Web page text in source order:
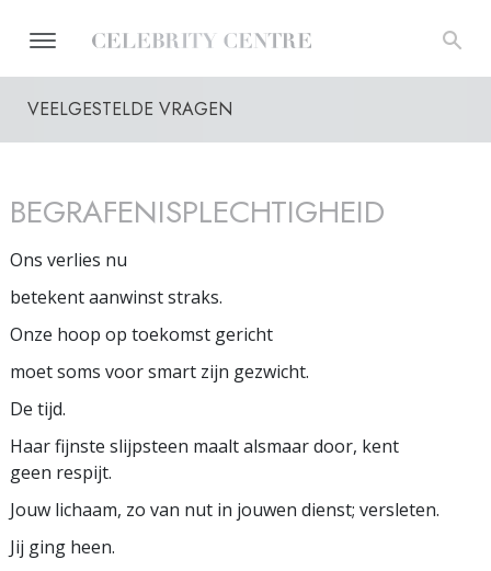
VEELGESTELDE VRAGEN
BEGRAFENISPLECHTIGHEID
Ons verlies nu
betekent aanwinst straks.
Onze hoop op toekomst gericht
moet soms voor smart zijn gezwicht.
De tijd.
Haar fijnste slijpsteen maalt alsmaar door, kent
geen respijt.
Jouw lichaam, zo van nut in jouwen dienst; versleten.
Jij ging heen.